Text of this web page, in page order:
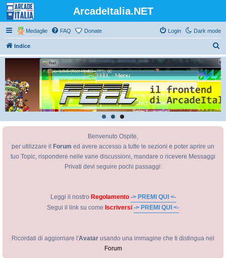
ArcadeItalia.NET
Dark mode
Medaglie FAQ Donate Login
Indice
e
r
c
Benvenuto Ospite,
per utilizzare il
Forum ed avere accesso a tutte le sezioni e poter aprire un
tuo Topic, rispondere nelle varie discussioni, mandare o ricevere Messaggi
Privati devi seguire pochi passaggi:
Leggi il nostro Regolamento -> PREMI QUI <-
Segui il link su come Iscriversi -> PREMI QUI <-
Ricordati di aggiornare l'Avatar usando una immagine che ti distingua nel
Forum